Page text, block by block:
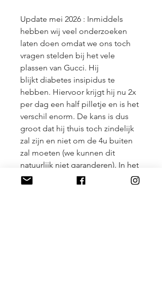
Update mei 2026 : Inmiddels
hebben wij veel onderzoeken
laten doen omdat we ons toch
vragen stelden bij het vele
plassen van Gucci. Hij
blijkt diabetes insipidus te
hebben. Hiervoor krijgt hij nu 2x
per dag een half pilletje en is het
verschil enorm. De kans is dus
groot dat hij thuis toch zindelijk
zal zijn en niet om de 4u buiten
zal moeten (we kunnen dit
natuurlijk niet garanderen). In het
asiel is hij nu wel zo goed als